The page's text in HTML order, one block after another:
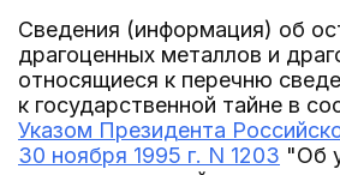
Сведения (информация) об
драгоценных металлов и
относящиеся к перечню
к государственной тайне в
Указом Президента
30 ноября 1995 г. N 1203 "Об